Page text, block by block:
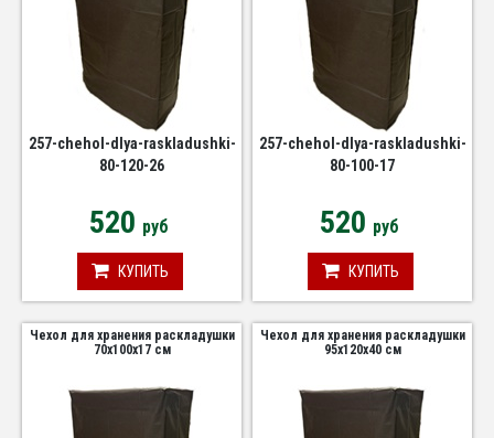
257-chehol-dlya-raskladushki-
80-120-26
520 руб
КУПИТЬ
257-chehol-dlya-raskladushki-
80-100-17
520 руб
КУПИТЬ
Чехол для хранения раскладушки
70х100х17 см
Чехол для хранения раскладушки
95х120х40 см